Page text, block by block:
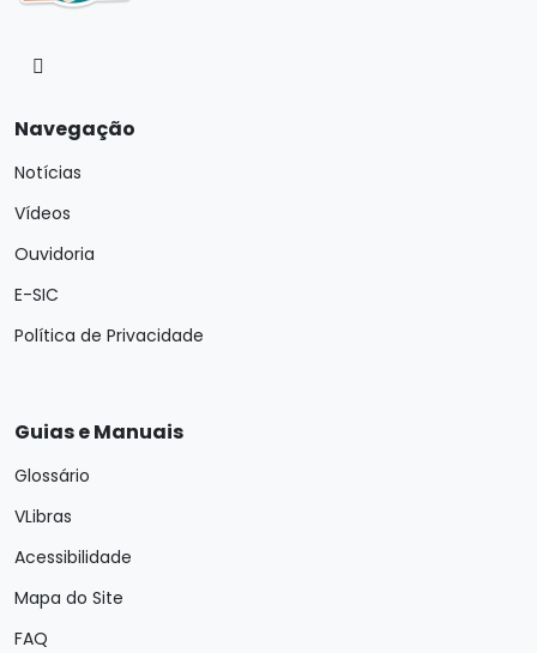
Navegação
Notícias
Vídeos
Ouvidoria
E-SIC
Política de Privacidade
Guias e Manuais
Glossário
VLibras
Acessibilidade
Mapa do Site
FAQ